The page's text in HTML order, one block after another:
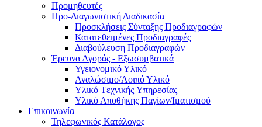
Προμηθευτές
Προ-Διαγωνιστική Διαδικασία
Προσκλήσεις Σύνταξης Προδιαγραφών
Κατατεθειμένες Προδιαγραφές
Διαβούλευση Προδιαγραφών
Έρευνα Αγοράς - Εξωσυμβατικά
Υγειονομικό Υλικό
Αναλώσιμο/Λοιπό Υλικό
Υλικό Tεχνικής Yπηρεσίας
Υλικό Αποθήκης Παγίων/Ιματισμού
Επικοινωνία
Τηλεφωνικός Κατάλογος